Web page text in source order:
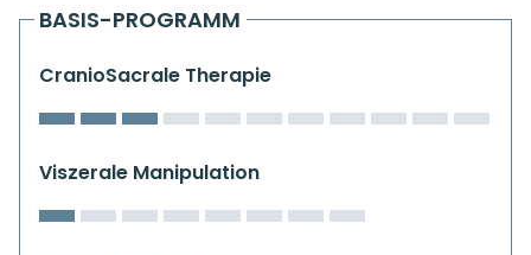
BASIS-PROGRAMM
CranioSacrale Therapie
Viszerale Manipulation